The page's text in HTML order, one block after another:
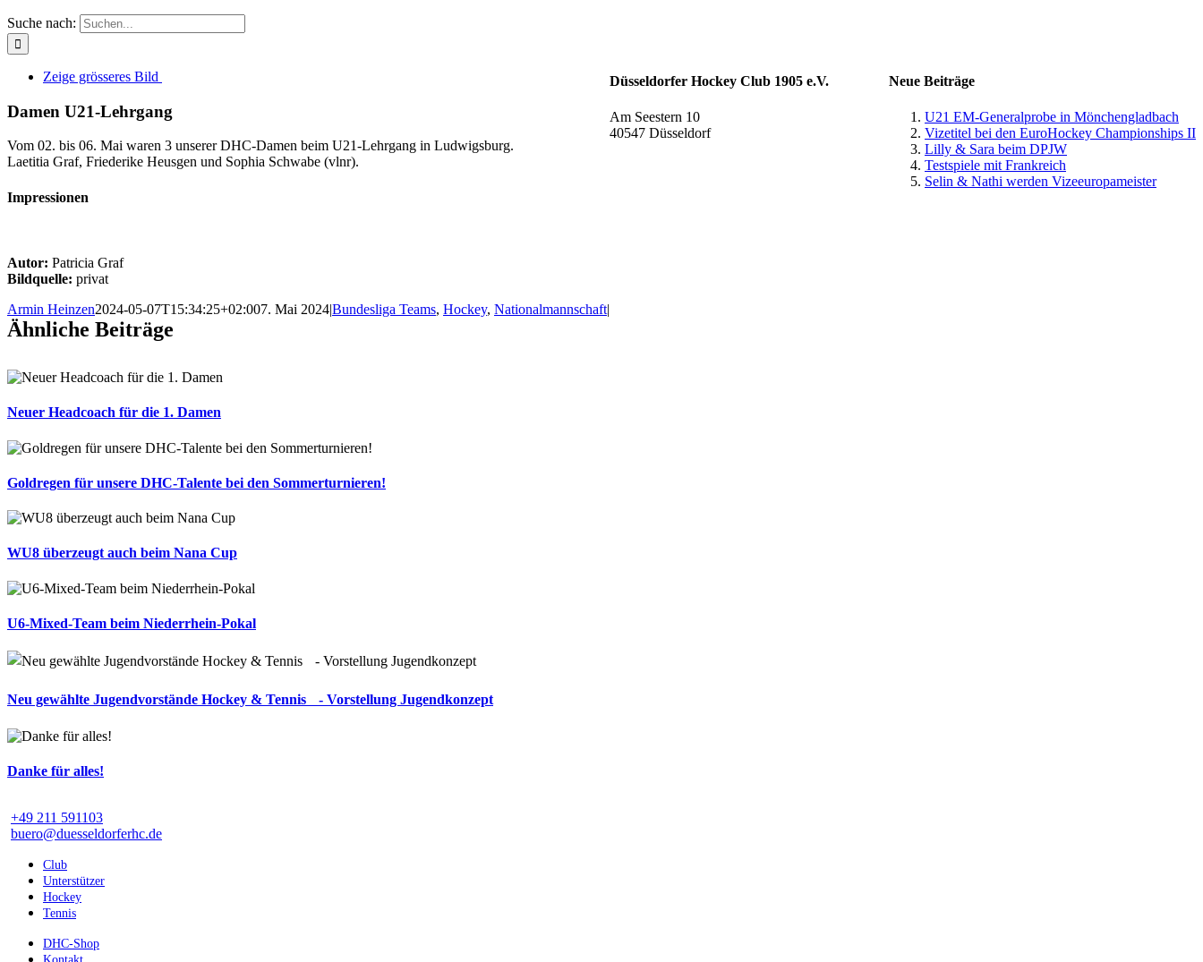
Suche nach:
Zeige grösseres Bild
Damen U21-Lehrgang
Vom 02. bis 06. Mai waren 3 unserer DHC-Damen beim U21-Lehrgang in Ludwigsburg.
Laetitia Graf, Friederike Heusgen und Sophia Schwabe (vlnr).
Impressionen
Autor: Patricia Graf
Bildquelle: privat
Armin Heinzen2024-05-07T15:34:25+02:007. Mai 2024|Bundesliga Teams, Hockey, Nationalmannschaft|
Ähnliche Beiträge
Neuer Headcoach für die 1. Damen
Goldregen für unsere DHC-Talente bei den Sommerturnieren!
WU8 überzeugt auch beim Nana Cup
U6-Mixed-Team beim Niederrhein-Pokal
Neu gewählte Jugendvorstände Hockey & Tennis - Vorstellung Jugendkonzept
Danke für alles!
Neue Beiträge
U21 EM-Generalprobe in Mönchengladbach
Vizetitel bei den EuroHockey Championships II
Lilly & Sara beim DPJW
Testspiele mit Frankreich
Selin & Nathi werden Vizeeuropameister
Düsseldorfer Hockey Club 1905 e.V.
Am Seestern 10
40547 Düsseldorf
+49 211 591103
buero@duesseldorferhc.de
Club
Unterstützer
Hockey
Tennis
DHC-Shop